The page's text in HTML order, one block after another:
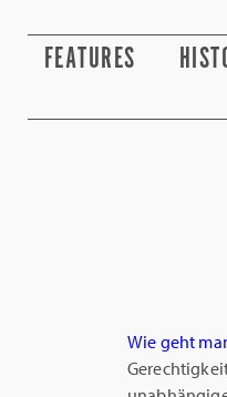
FEATURES
Wie geht